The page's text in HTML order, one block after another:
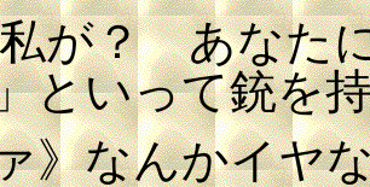
が？ あなた
といって銃を
》なんかイヤ